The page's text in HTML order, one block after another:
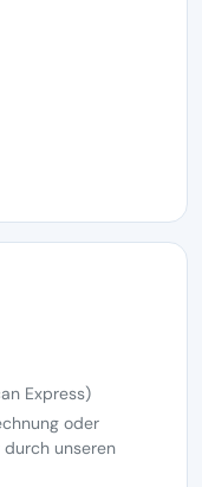
Express)
oder
durch unseren